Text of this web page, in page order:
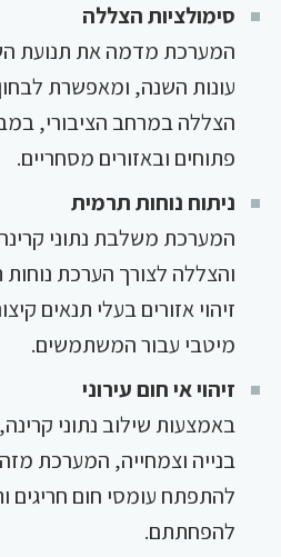
סימולציות הצללה
המערכת מדמה את תנועת
עונות השנה, ומאפשרת
הצללה במרחב הציבורי,
פתוחים ובאזורים מסחריים.
ניתוח נוחות תרמית
המערכת משלבת נתוני
והצללה לצורך הערכת
זיהוי אזורים בעלי תנאים
מיטבי עבור המשתמשים.
זיהוי אי חום עירוני
באמצעות שילוב נתוני
בנייה וצמחייה, המערכת
להתפתח עומסי חום חריגים
להפחתתם.